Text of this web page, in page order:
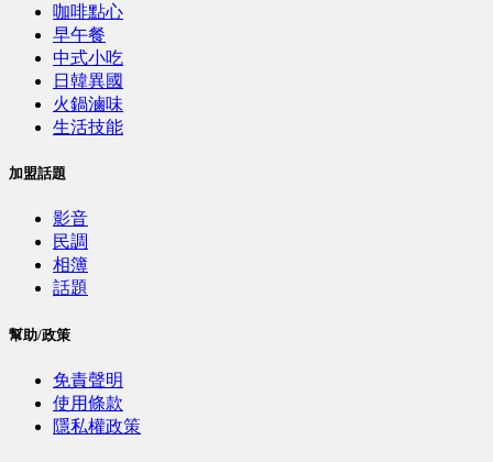
咖啡點心
早午餐
中式小吃
日韓異國
火鍋滷味
生活技能
加盟話題
影音
民調
相簿
話題
幫助/政策
免責聲明
使用條款
隱私權政策